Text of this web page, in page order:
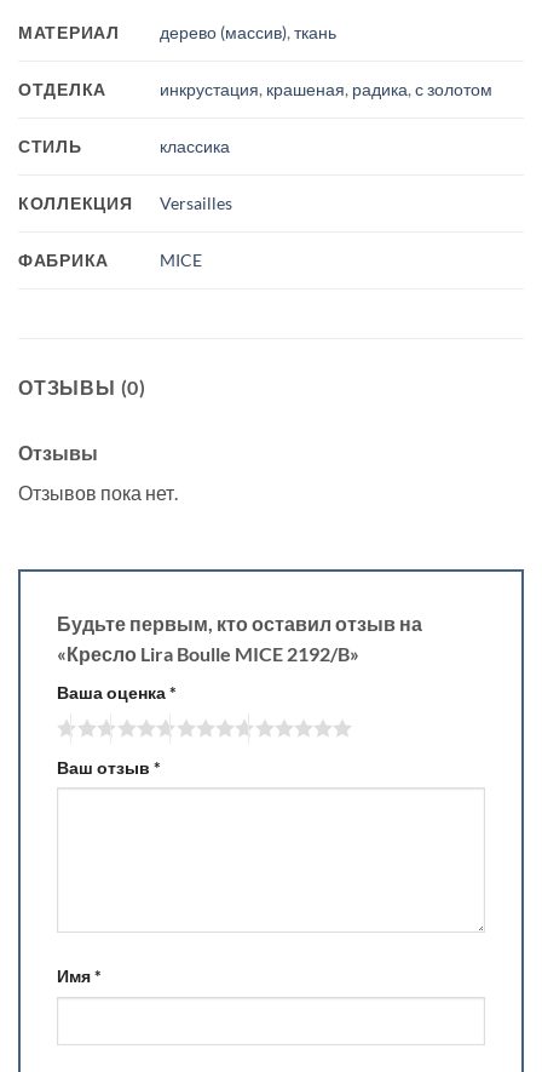
МАТЕРИАЛ дерево (массив),ткань
ОТДЕЛКА инкрустация, крашеная, радика,с золотом
СТИЛЬ классика
КОЛЛЕКЦИЯ Versailles
ФАБРИКА MICE
ОТЗЫВЫ (0)
Отзывы
Отзывов пока нет.
Будьте первым, кто оставил отзыв на
«Кресло Lira Boulle MICE 2192/B»
Ваша оценка*
Ваш отзыв *
Имя*